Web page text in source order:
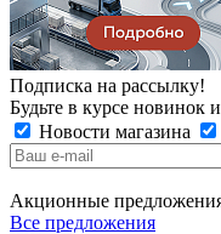
Подписка на рассылку!
Будьте в курсе новинок
Новости магазина
Акционные
Все предложения